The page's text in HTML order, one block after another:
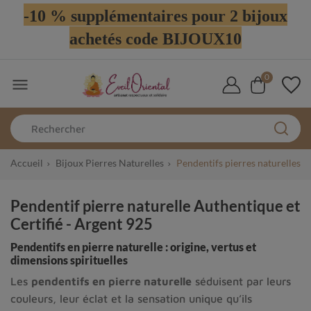
-10 % supplémentaires pour 2 bijoux
achetés code BIJOUX10
 0
Accueil Bijoux Pierres Naturelles Pendentifs pierres naturelles
Pendentif pierre naturelle Authentique et
Certifié - Argent 925
Pendentifs en pierre naturelle : origine, vertus et
dimensions spirituelles
Les pendentifs en pierre naturelle séduisent par leurs
couleurs, leur éclat et la sensation unique qu’ils